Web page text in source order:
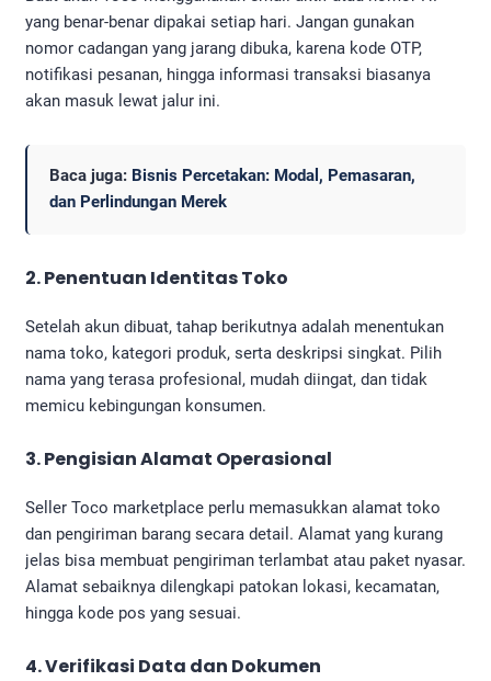
yang benar-benar dipakai setiap hari. Jangan gunakan
nomor cadangan yang jarang dibuka, karena kode OTP,
notifikasi pesanan, hingga informasi transaksi biasanya
akan masuk lewat jalur ini.
Baca juga: Bisnis Percetakan: Modal, Pemasaran,
dan Perlindungan Merek
2. Penentuan Identitas Toko
Setelah akun dibuat, tahap berikutnya adalah menentukan
nama toko, kategori produk, serta deskripsi singkat. Pilih
nama yang terasa profesional, mudah diingat, dan tidak
memicu kebingungan konsumen.
3. Pengisian Alamat Operasional
Seller Toco marketplace perlu memasukkan alamat toko
dan pengiriman barang secara detail. Alamat yang kurang
jelas bisa membuat pengiriman terlambat atau paket nyasar.
Alamat sebaiknya dilengkapi patokan lokasi, kecamatan,
hingga kode pos yang sesuai.
4. Verifikasi Data dan Dokumen